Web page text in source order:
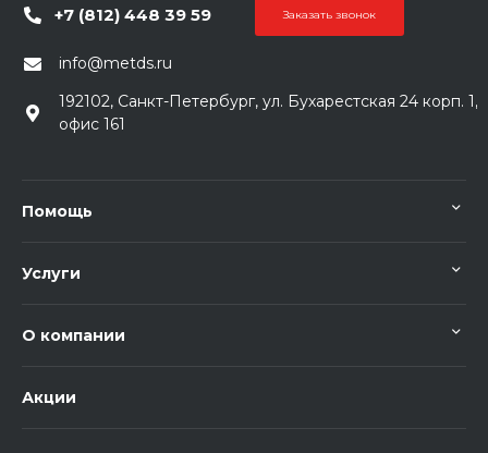
+7 (812) 448 39 59 Заказать звонок
info@metds.ru
192102, Санкт-Петербург, ул. Бухарестская 24 корп. 1,
офис 161
Помощь
Услуги
О компании
Акции